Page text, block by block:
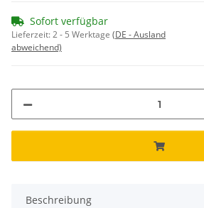
Sofort verfügbar
Lieferzeit:2 - 5 Werktage (DE - Ausland
abweichend)
Beschreibung